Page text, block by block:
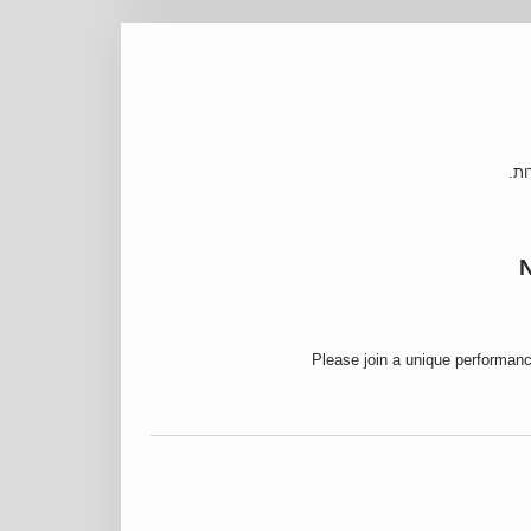
Please join a unique